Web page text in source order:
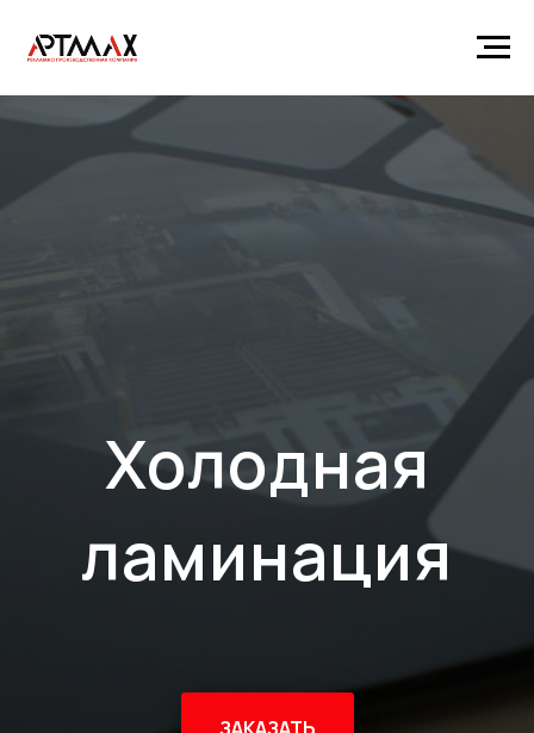
Холодная
ламинация